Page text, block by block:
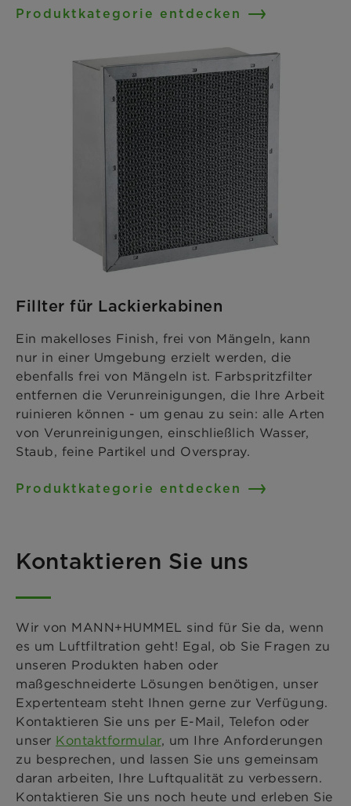
Produktkategorie entdecken
Fillter für Lackierkabinen
Ein makelloses Finish, frei von Mängeln, kann
nur in einer Umgebung erzielt werden, die
ebenfalls frei von Mängeln ist. Farbspritzfilter
entfernen die Verunreinigungen, die Ihre Arbeit
ruinieren können - um genau zu sein: alle Arten
von Verunreinigungen, einschließlich Wasser,
Staub, feine Partikel und Overspray.
Produktkategorie entdecken
Kontaktieren Sie uns
Wir von MANN+HUMMEL sind für Sie da, wenn
es um Luftfiltration geht! Egal, ob Sie Fragen zu
unseren Produkten haben oder
maßgeschneiderte Lösungen benötigen, unser
Expertenteam steht Ihnen gerne zur Verfügung.
Kontaktieren Sie uns per E-Mail, Telefon oder
unser Kontaktformular, um Ihre Anforderungen
zu besprechen, und lassen Sie uns gemeinsam
daran arbeiten, Ihre Luftqualität zu verbessern.
Kontaktieren Sie uns noch heute und erleben Sie